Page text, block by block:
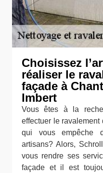
Choisissez
réaliser le
façade à
Imbert
Vous êtes à la
effectuer le ravalement
qui vous empêche
artisans? Alors,
vous rendre ses
façade et il est